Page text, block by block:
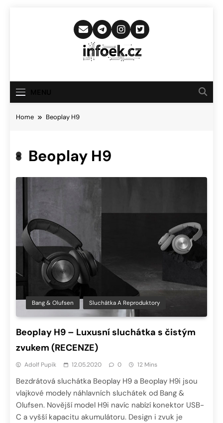
Infoek.cz
Novinkám
Home Beoplay H9
Beoplay H9
Bang & Olufsen Sluchátka A Reproduktory
Beoplay H9 – Luxusní sluchátka s čistým
zvukem (RECENZE)
Adolf Pupík 12.05.2020 0 12 Mins
Bezdrátová sluchátka Beoplay H9 a Beoplay H9i jsou
vlajkové modely náhlavních sluchátek od Bang &
Olufsen. Novější model H9i navíc nabízí konektor USB-
C a vyšší kapacitu akumulátoru. Design i zvuk je